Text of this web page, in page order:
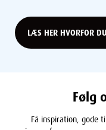
LÆS HER HVORFOR
Følg
Få inspiration, gode